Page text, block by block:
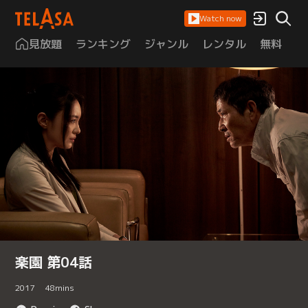
Watch now
見放題 ランキング ジャンル レンタル 無料
楽園 第04話
2017 48mins